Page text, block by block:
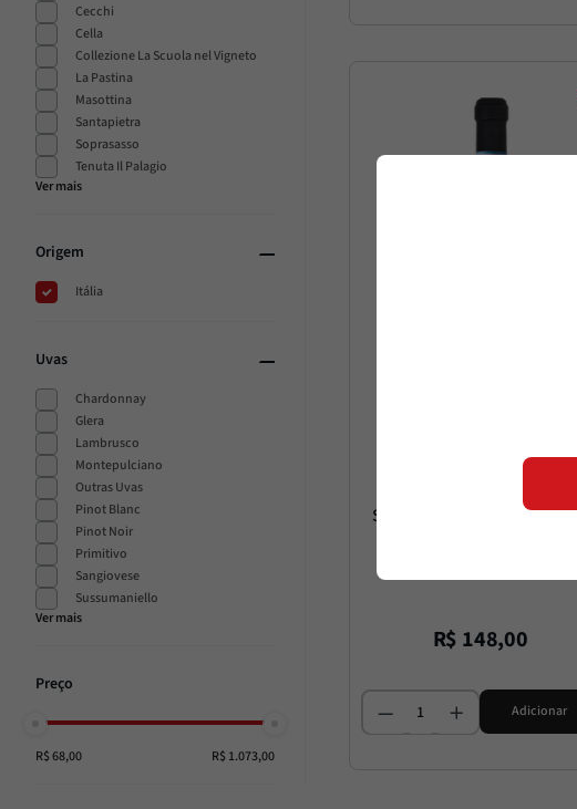
Cecchi
Cella
Collezione La Scuola nel Vigneto
La Pastina
Masottina
Santapietra
Soprasasso
Tenuta Il Palagio
Origem
Itália
Uvas
Chardonnay
Glera
Lambrusco
Montepulciano
Outras Uvas
Pinot Blanc
Pinot Noir
Primitivo
Sangiovese
Sussumaniello
R$ 68,00 R$ 1.073,00
Soprasasso Valpolicella
R$ 148,00
Adicionar